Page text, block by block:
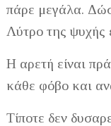
πάρε μεγάλα.
Λύτρο της ψυχής
Η αρετή είναι
κάθε φόβο και
Τίποτε δεν